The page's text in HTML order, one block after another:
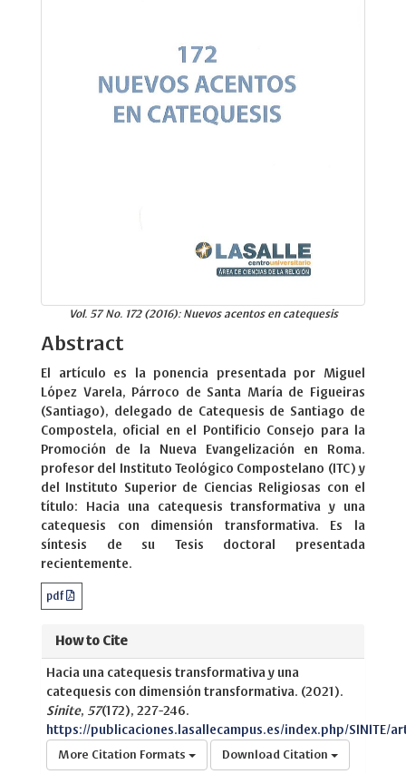
Vol. 57 No. 172 (2016): Nuevos acentos en catequesis
Abstract
El artículo es la ponencia presentada por Miguel
López Varela, Párroco de Santa María de Figueiras
(Santiago), delegado de Catequesis de Santiago de
Compostela, oficial en el Pontificio Consejo para la
Promoción de la Nueva Evangelización en Roma.
profesor del Instituto Teológico Compostelano (ITC) y
del Instituto Superior de Ciencias Religiosas con el
título: Hacia una catequesis transformativa y una
catequesis con dimensión transformativa. Es la
síntesis de su Tesis doctoral presentada
recientemente.
pdf
How to Cite
Hacia una catequesis transformativa y una
catequesis con dimensión transformativa. (2021).
Sinite, 57(172), 227-246.
https://publicaciones.lasallecampus.es/index.php/SINITE/
More Citation Formats Download Citation